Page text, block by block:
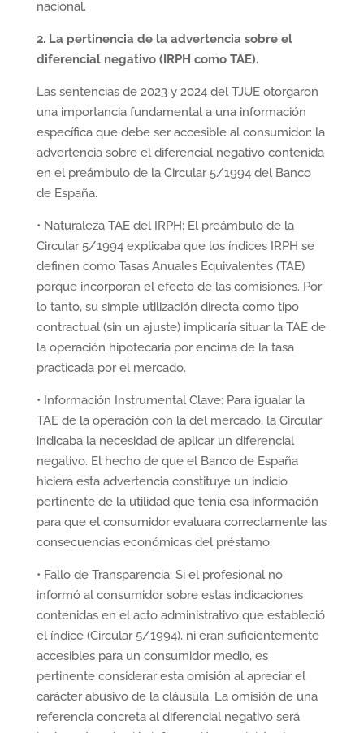
nacional.
2. La pertinencia de la advertencia sobre el
diferencial negativo (IRPH como TAE).
Las sentencias de 2023 y 2024 del TJUE otorgaron
una importancia fundamental a una información
específica que debe ser accesible al consumidor: la
advertencia sobre el diferencial negativo contenida
en el preámbulo de la Circular 5/1994 del Banco
de España.
• Naturaleza TAE del IRPH: El preámbulo de la
Circular 5/1994 explicaba que los índices IRPH se
definen como Tasas Anuales Equivalentes (TAE)
porque incorporan el efecto de las comisiones. Por
lo tanto, su simple utilización directa como tipo
contractual (sin un ajuste) implicaría situar la TAE de
la operación hipotecaria por encima de la tasa
practicada por el mercado.
• Información Instrumental Clave: Para igualar la
TAE de la operación con la del mercado, la Circular
indicaba la necesidad de aplicar un diferencial
negativo. El hecho de que el Banco de España
hiciera esta advertencia constituye un indicio
pertinente de la utilidad que tenía esa información
para que el consumidor evaluara correctamente las
consecuencias económicas del préstamo.
• Fallo de Transparencia: Si el profesional no
informó al consumidor sobre estas indicaciones
contenidas en el acto administrativo que estableció
el índice (Circular 5/1994), ni eran suficientemente
accesibles para un consumidor medio, es
pertinente considerar esta omisión al apreciar el
carácter abusivo de la cláusula. La omisión de una
referencia concreta al diferencial negativo será